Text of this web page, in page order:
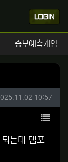
승부예측게임
성일 10:57
목록
는데 템포